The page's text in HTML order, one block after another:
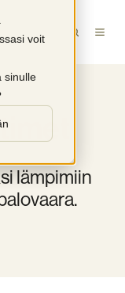
voit
sinulle
lämpimiin